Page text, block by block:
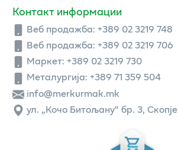
Контакт информации
Веб продажба: +389 02 3219 748
Веб продажба: +389 02 3219 706
Маркет: +389 02 3219 730
Металургија: +389 71 359 504
info@merkurmak.mk
ул. „Кочо Битољану“ бр. 3, Скопје